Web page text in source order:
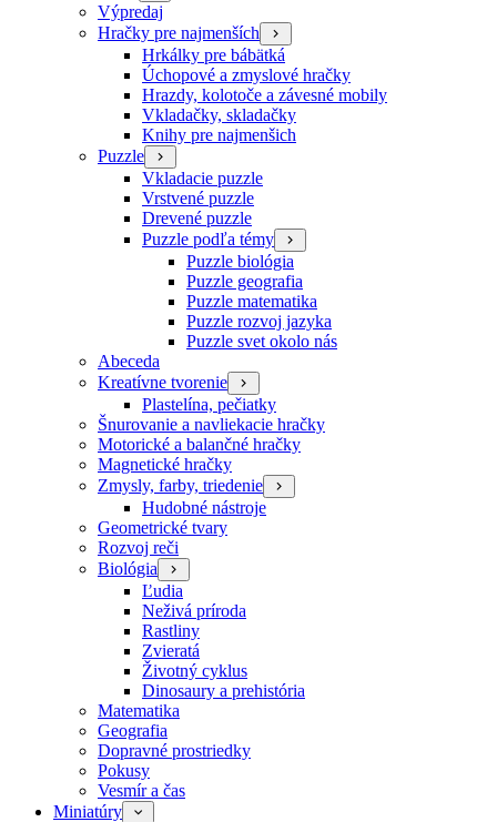
Výpredaj
Hračky pre najmenších
Hrkálky pre bábätká
Úchopové a zmyslové hračky
Hrazdy, kolotoče a závesné mobily
Vkladačky, skladačky
Knihy pre najmenšich
Puzzle
Vkladacie puzzle
Vrstvené puzzle
Drevené puzzle
Puzzle podľa témy
Puzzle biológia
Puzzle geografia
Puzzle matematika
Puzzle rozvoj jazyka
Puzzle svet okolo nás
Abeceda
Kreatívne tvorenie
Plastelína, pečiatky
Šnurovanie a navliekacie hračky
Motorické a balančné hračky
Magnetické hračky
Zmysly, farby, triedenie
Hudobné nástroje
Geometrické tvary
Rozvoj reči
Biológia
Ľudia
Neživá príroda
Rastliny
Zvieratá
Životný cyklus
Dinosaury a prehistória
Matematika
Geografia
Dopravné prostriedky
Pokusy
Vesmír a čas
Miniatúry